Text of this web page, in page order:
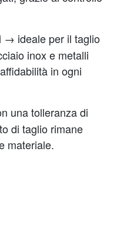
→ ideale per il taglio
inox e metalli
in ogni
una tolleranza di
di taglio rimane
materiale.